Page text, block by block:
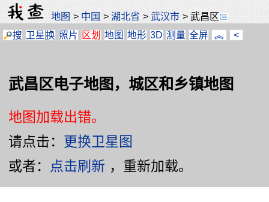
地图 > 中国 >湖北省 >武汉市 >武昌区
搜 卫星换 照片 区划 地图 地形 3D 测量 全屏 ︽ <
武昌区电子地图，城区和乡镇地图
地图加载出错。
请点击： 更换卫星图
或者： 点击刷新 ，重新加载。